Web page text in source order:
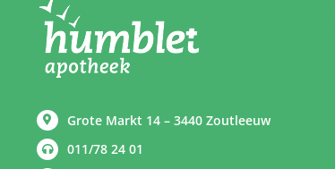
Grote Markt 14 – 3440 Zoutleeuw
011/78 24 01